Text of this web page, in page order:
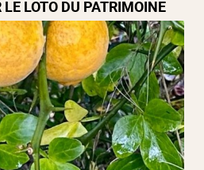
LOTO DU PATRIMOINE